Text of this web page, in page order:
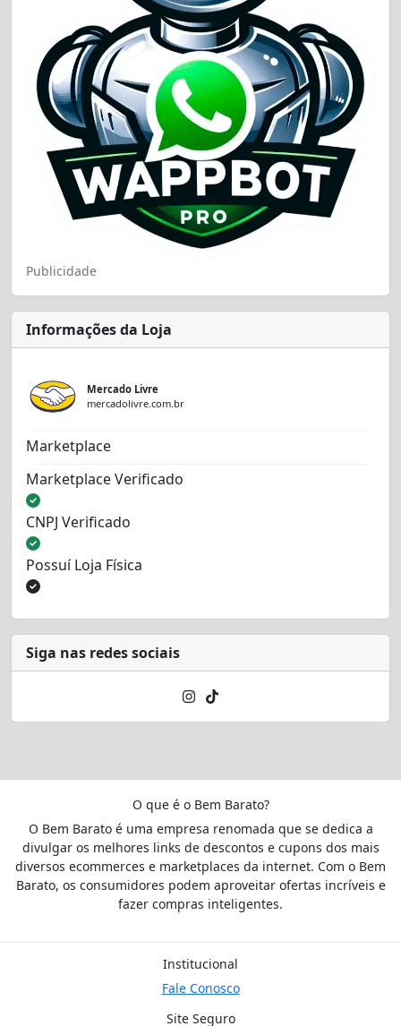
Publicidade
Informações da Loja
Mercado Livre
mercadolivre.com.br
Marketplace
Marketplace Verificado
CNPJ Verificado
Possuí Loja Física
Siga nas redes sociais
O que é o Bem Barato?
O Bem Barato é uma empresa renomada que se dedica a
divulgar os melhores links de descontos e cupons dos mais
diversos ecommerces e marketplaces da internet. Com o Bem
Barato, os consumidores podem aproveitar ofertas incríveis e
fazer compras inteligentes.
Institucional
Fale Conosco
Site Seguro